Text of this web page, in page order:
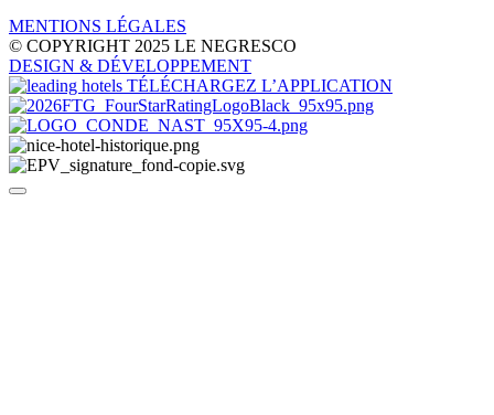
MENTIONS LÉGALES
© COPYRIGHT 2025 LE NEGRESCO
DESIGN & DÉVELOPPEMENT
TÉLÉCHARGEZ L’APPLICATION